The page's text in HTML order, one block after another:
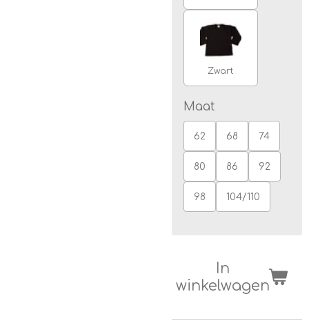
Zwart
Maat
62 68 74
80 86 92
98 104/110
In
winkelwagen